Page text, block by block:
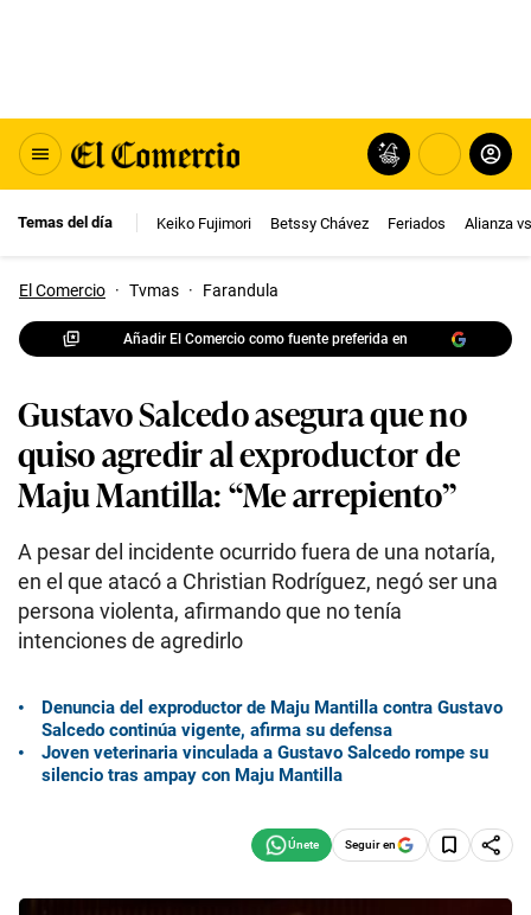
Temas del día Keiko Fujimori Betssy Chávez Feriados Alianza
El Comercio · Tvmas · Farandula
Añadir El Comercio como fuente preferida en
Gustavo Salcedo asegura que no
quiso agredir al exproductor de
Maju Mantilla: “Me arrepiento”
A pesar del incidente ocurrido fuera de una notaría,
en el que atacó a Christian Rodríguez, negó ser una
persona violenta, afirmando que no tenía
intenciones de agredirlo
Denuncia del exproductor de Maju Mantilla contra Gustavo
Salcedo continúa vigente, afirma su defensa
Joven veterinaria vinculada a Gustavo Salcedo rompe su
silencio tras ampay con Maju Mantilla
Seguir en